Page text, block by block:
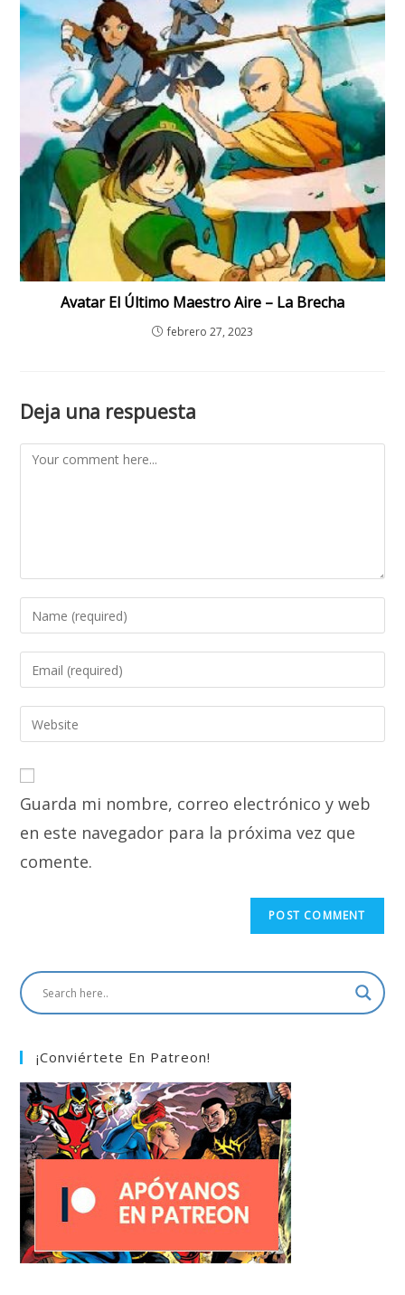
Avatar El Último Maestro Aire – La Brecha
febrero 27, 2023
Deja una respuesta
Comment
Enter
your
name
to
comment
Enter
your
email
address
Enter
your
URL
(optional)
Guarda mi nombre, correo electrónico y web
en este navegador para la próxima vez que
comente.
¡Conviértete En Patreon!